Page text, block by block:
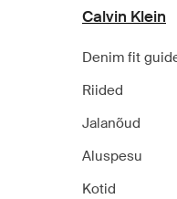
teekond
nagu riided,
Calvin Klein
Denim fit
Riided
Jalanõud
Aluspesu
Kotid